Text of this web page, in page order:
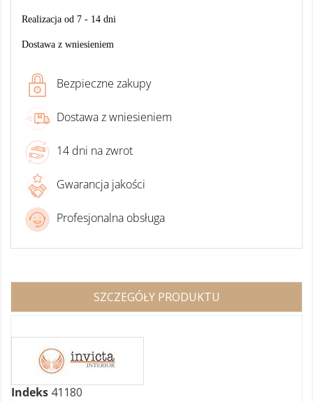
Realizacja od 7 - 14 dni
Dostawa z wniesieniem
Bezpieczne zakupy
Dostawa z wniesieniem
14 dni na zwrot
Gwarancja jakości
Profesjonalna obsługa
SZCZEGÓŁY PRODUKTU
Indeks 41180